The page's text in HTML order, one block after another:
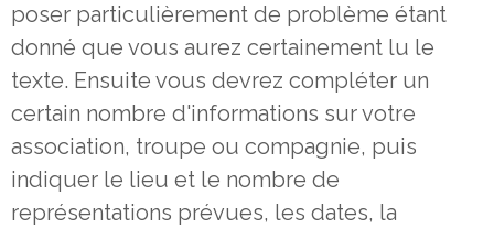
poser particulièrement de problème étant
donné que vous aurez certainement lu le
texte. Ensuite vous devrez compléter un
certain nombre d'informations sur votre
association, troupe ou compagnie, puis
indiquer le lieu et le nombre de
représentations prévues, les dates, la